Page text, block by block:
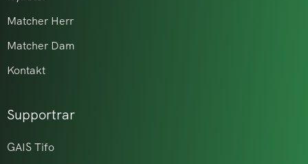
Matcher Herr
Matcher Dam
Kontakt
Supportrar
GAIS Tifo